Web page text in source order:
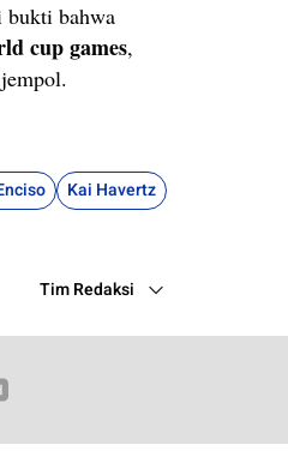
bukti bahwa
cup games,
Kai Havertz
Tim Redaksi